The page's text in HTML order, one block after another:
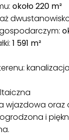
około 220 m²
1 591 m²
wjazdowa
i